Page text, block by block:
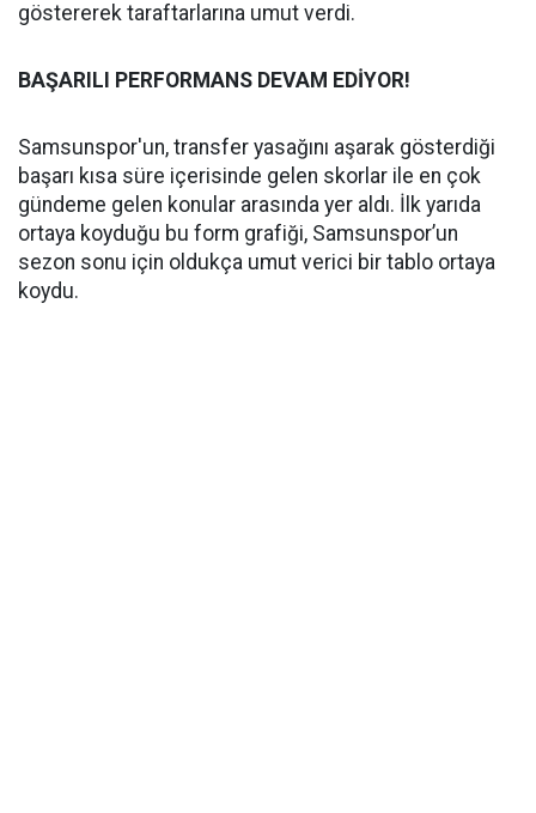
göstererek taraftarlarına umut verdi.
BAŞARILI PERFORMANS DEVAM EDİYOR!
Samsunspor'un, transfer yasağını aşarak gösterdiği
başarı kısa süre içerisinde gelen skorlar ile en çok
gündeme gelen konular arasında yer aldı. İlk yarıda
ortaya koyduğu bu form grafiği, Samsunspor’un
sezon sonu için oldukça umut verici bir tablo ortaya
koydu.